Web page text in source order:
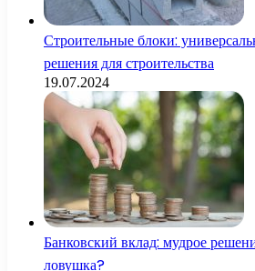
Строительные блоки:
решения для строительства
19.07.2024
Банковский вклад: мудрое
ловушка?